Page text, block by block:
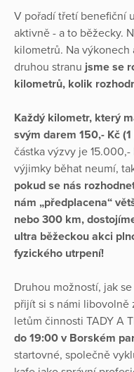
V pořadí třetí benefiční
aktivně - a to běžecky.
kilometrů. Na výkonech
druhou stranu jsme se
kilometrů, kolik
Každý kilometr, který
svým darem 150,- Kč
částka výzvy je
výjimky běhat neumí,
pokud se nás
nám „předplacena“
nebo 300 km,
ultra běžeckou akci
fyzického utrpení!
Druhou možností, jak
přijít si s námi libovolně
letům činnosti TADY A
do 19:00 v Borském
startovné, společně